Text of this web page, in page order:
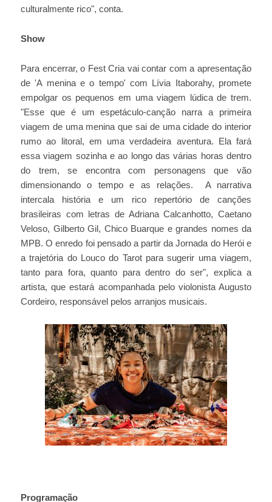
culturalmente rico", conta.
Show
Para encerrar, o Fest Cria vai contar com a apresentação
de 'A menina e o tempo' com Lívia Itaborahy, promete
empolgar os pequenos em uma viagem lúdica de trem.
"Esse que é um espetáculo-canção narra a primeira
viagem de uma menina que sai de uma cidade do interior
rumo ao litoral, em uma verdadeira aventura. Ela fará
essa viagem sozinha e ao longo das várias horas dentro
do trem, se encontra com personagens que vão
dimensionando o tempo e as relações. A narrativa
intercala história e um rico repertório de canções
brasileiras com letras de Adriana Calcanhotto, Caetano
Veloso, Gilberto Gil, Chico Buarque e grandes nomes da
MPB. O enredo foi pensado a partir da Jornada do Herói e
a trajetória do Louco do Tarot para sugerir uma viagem,
tanto para fora, quanto para dentro do ser", explica a
artista, que estará acompanhada pelo violonista Augusto
Cordeiro, responsável pelos arranjos musicais.
Programação